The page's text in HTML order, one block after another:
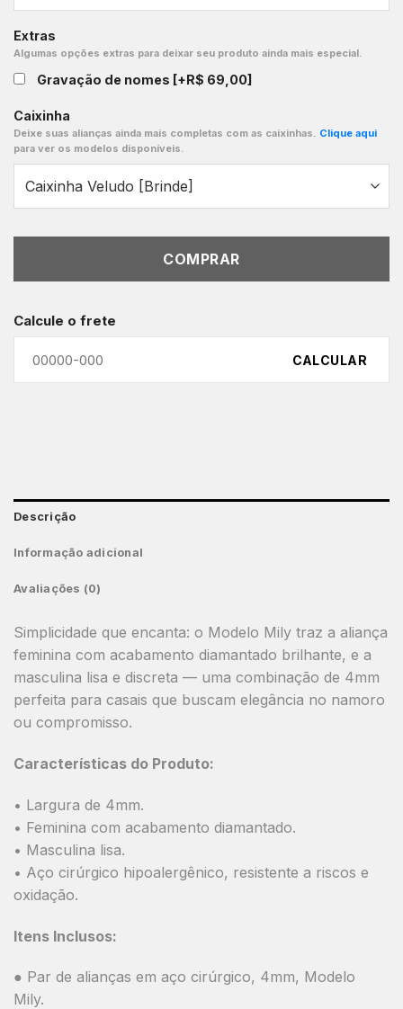
Extras
Algumas opções extras para deixar seu produto ainda mais especial.
Gravação de nomes [+R$ 69,00]
Caixinha
Deixe suas alianças ainda mais completas com as caixinhas. Clique aqui
para ver os modelos disponíveis.
COMPRAR
Calcule o frete
CALCULAR
Descrição
Informação adicional
Avaliações (0)
Simplicidade que encanta: o Modelo Mily traz a aliança
feminina com acabamento diamantado brilhante, e a
masculina lisa e discreta — uma combinação de 4mm
perfeita para casais que buscam elegância no namoro
ou compromisso.
Características do Produto:
• Largura de 4mm.
• Feminina com acabamento diamantado.
• Masculina lisa.
• Aço cirúrgico hipoalergênico, resistente a riscos e
oxidação.
Itens Inclusos:
● Par de alianças em aço cirúrgico, 4mm, Modelo
Mily.